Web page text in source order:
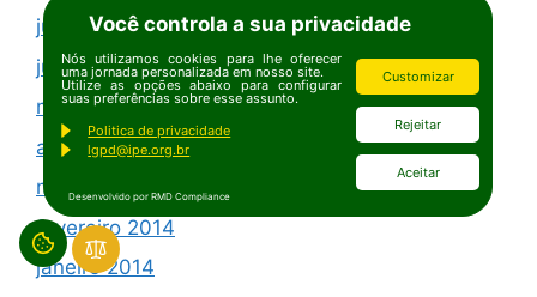
julho 2014
junho 2014
maio 2014
abril 2014
março 2014
fevereiro 2014
janeiro 2014
Você controla a sua privacidade
Nós utilizamos cookies para lhe oferecer
uma jornada personalizada em nosso site.
Utilize as opções abaixo para configurar
suas preferências sobre esse assunto.
Politica de privacidade
lgpd@ipe.org.br
Customizar
Rejeitar
Aceitar
Desenvolvido por RMD Compliance